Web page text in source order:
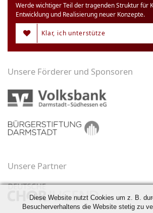
Werde wichtiger Teil der tragenden Struktur für
Entwicklung und Realisierung neuer Konzepte.
Klar, ich unterstütze
Unsere Förderer und Sponsoren
Unsere Partner
Diese Website nutzt Cookies um z. B.
Besucherverhaltens die Website stetig zu